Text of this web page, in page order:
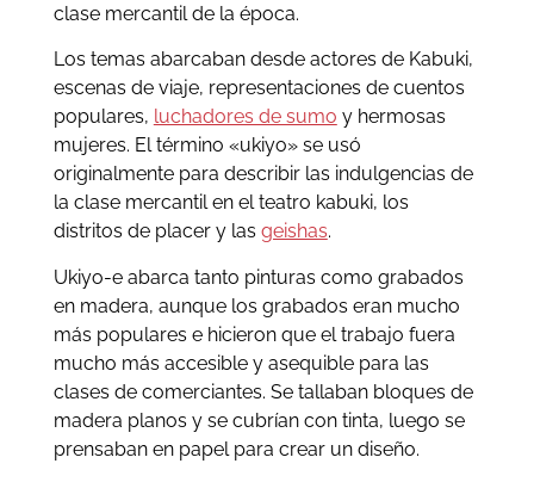
clase mercantil de la época.
Los temas abarcaban desde actores de Kabuki,
escenas de viaje, representaciones de cuentos
populares, luchadores de sumo y hermosas
mujeres. El término «ukiyo» se usó
originalmente para describir las indulgencias de
la clase mercantil en el teatro kabuki, los
distritos de placer y las geishas.
Ukiyo-e abarca tanto pinturas como grabados
en madera, aunque los grabados eran mucho
más populares e hicieron que el trabajo fuera
mucho más accesible y asequible para las
clases de comerciantes. Se tallaban bloques de
madera planos y se cubrían con tinta, luego se
prensaban en papel para crear un diseño.